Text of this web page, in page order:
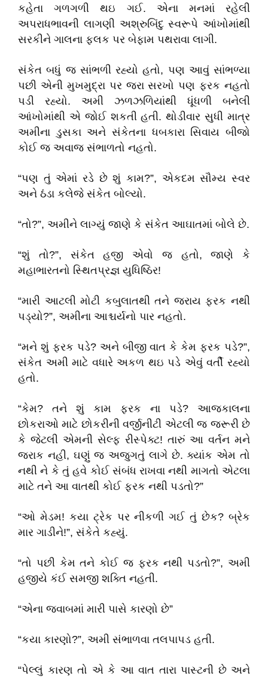
કહેતા ગળગળી થઇ ગઈ. એના મનમાં રહેલી
અપરાધભાવની લાગણી અશ્રુબિંદુ સ્વરૂપે આંખોમાંથી
સરકીને ગાલના ફલક પર બેફામ પથરાવા લાગી.
સંકેત બધું જ સાંભળી રહ્યો હતો, પણ આવું સાંભળ્યા
પછી એની મુખમુદ્રા પર જરા સરખો પણ ફરક નહતો
પડી રહ્યો. અમી ઝળઝળિયાંથી ધૂંધળી બનેલી
આંખોમાંથી એ જોઈ શકતી હતી. થોડીવાર સુધી માત્ર
અમીના ડુસકા અને સંકેતના ધબકારા સિવાય બીજો
કોઈ જ અવાજ સંભાળતો નહતો.
“પણ તું એમાં રડે છે શું કામ?”, એકદમ સૌમ્ય સ્વર
અને ઠંડા કલેજે સંકેત બોલ્યો.
“તો?”, અમીને લાગ્યું જાણે કે સંકેત આઘાતમાં બોલે છે.
“શું તો?”, સંકેત હજી એવો જ હતો, જાણે કે
મહાભારતનો સ્થિતપ્રજ્ઞ યુધિષ્ઠિર!
“મારી આટલી મોટી કબુલાતથી તને જરાય ફરક નથી
પડ્યો?”, અમીના આશ્ચર્યનો પાર નહતો.
“મને શું ફરક પડે? અને બીજી વાત કે કેમ ફરક પડે?”,
સંકેત અમી માટે વધારે અકળ થઇ પડે એવું વર્તી રહ્યો
હતો.
“કેમ? તને શું કામ ફરક ના પડે? આજકાલના
છોકરાઓ માટે છોકરીની વર્જીનીટી એટલી જ જરૂરી છે
કે જેટલી એમની સેલ્ફ રીસ્પેક્ટ! તારું આ વર્તન મને
જરાક નહી, ઘણું જ અજુગતું લાગે છે. ક્યાંક એમ તો
નથી ને કે તું હવે કોઈ સંબંધ રાખવા નથી માગતો એટલા
માટે તને આ વાતથી કોઈ ફરક નથી પડતો?”
“ઓ મેડમ! કયા ટ્રેક પર નીકળી ગઈ તું છેક? બ્રેક
માર ગાડીને!”, સંકેતે કહ્યું.
“તો પછી કેમ તને કોઈ જ ફરક નથી પડતો?”, અમી
હજીયે કંઈ સમજી શક્તિ નહતી.
“એના જવાબમાં મારી પાસે કારણો છે”
“કયા કારણો?”, અમી સંભાળવા તલપાપડ હતી.
“પેલ્લું કારણ તો એ કે આ વાત તારા પાસ્ટની છે અને